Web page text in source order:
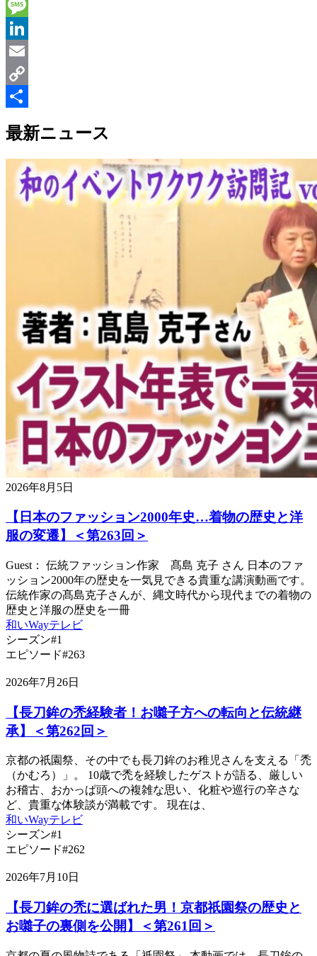
最新ニュース
2026年8月5日
【日本のファッション2000年史…着物の歴史と洋
服の変遷】＜第263回＞
Guest： 伝統ファッション作家 髙島 克子 さん 日本のファ
ッション2000年の歴史を一気見できる貴重な講演動画です。
伝統作家の髙島克子さんが、縄文時代から現代までの着物の
歴史と洋服の歴史を一冊
和いWayテレビ
シーズン#1
エピソード#263
2026年7月26日
【長刀鉾の禿経験者！お囃子方への転向と伝統継
承】＜第262回＞
京都の祇園祭、その中でも長刀鉾のお稚児さんを支える「禿
（かむろ）」。 10歳で禿を経験したゲストが語る、厳しい
お稽古、おかっぱ頭への複雑な思い、化粧や巡行の辛さな
ど、貴重な体験談が満載です。 現在は、
和いWayテレビ
シーズン#1
エピソード#262
2026年7月10日
【長刀鉾の禿に選ばれた男！京都祇園祭の歴史と
お囃子の裏側を公開】＜第261回＞